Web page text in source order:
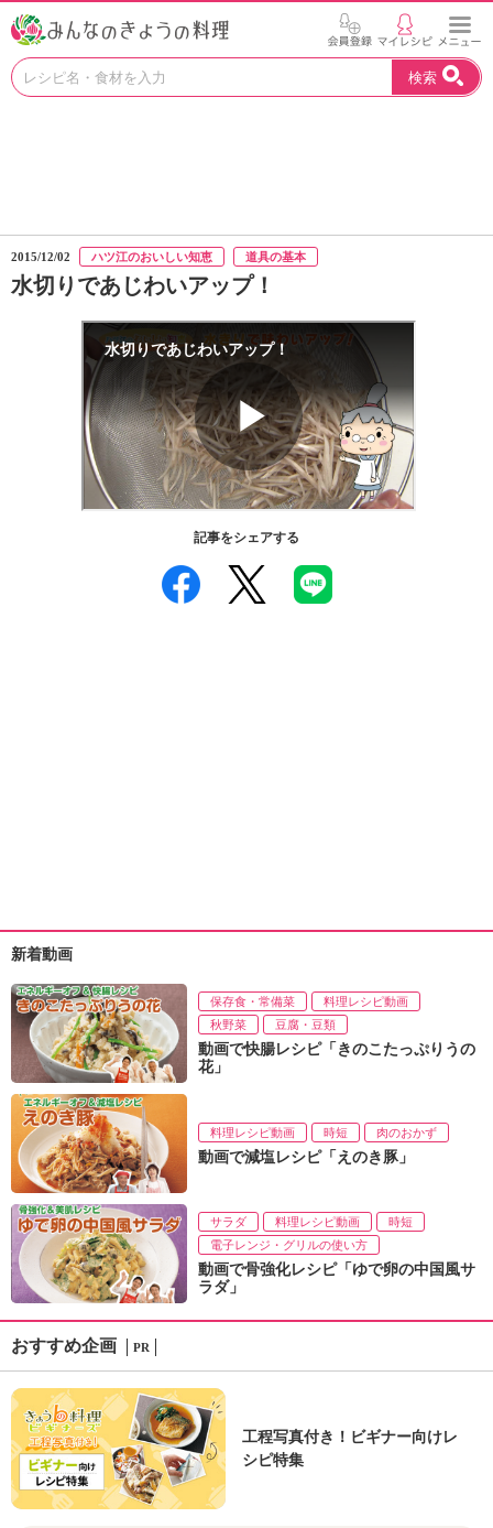
お
つ
け
。
H
K
エ
デ
ュ
ー
シ
ョ
検索
2015/12/02 ハツ江のおいしい知恵 道具の基本
水切りであじわいアップ！
記事をシェアする
新着動画
保存食・常備菜
料理レシピ動画
秋野菜
豆腐・豆類
動画で快腸レシピ「きのこたっぷりうの
花」
料理レシピ動画 時短 肉のおかず
動画で減塩レシピ「えのき豚」
サラダ 料理レシピ動画
時短
電子レンジ・グリルの使い方
動画で骨強化レシピ「ゆで卵の中国風サ
ラダ」
おすすめ企画 PR
工程写真付き！ビギナー向けレ
シピ特集